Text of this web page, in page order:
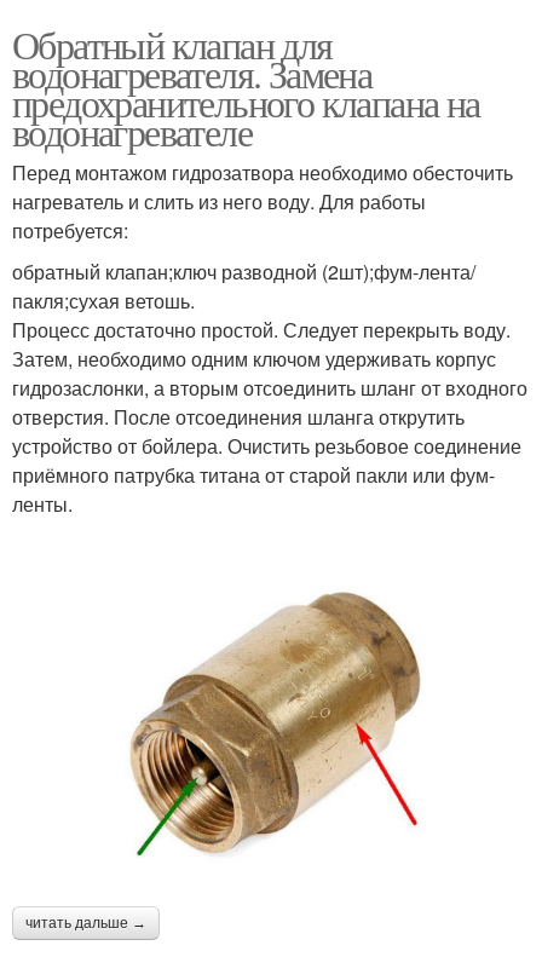
Обратный клапан для
водонагревателя. Замена
предохранительного клапана на
водонагревателе
Перед монтажом гидрозатвора необходимо обесточить
нагреватель и слить из него воду. Для работы
потребуется:
обратный клапан;ключ разводной (2шт);фум-лента/
пакля;сухая ветошь.
Процесс достаточно простой. Следует перекрыть воду.
Затем, необходимо одним ключом удерживать корпус
гидрозаслонки, а вторым отсоединить шланг от входного
отверстия. После отсоединения шланга открутить
устройство от бойлера. Очистить резьбовое соединение
приёмного патрубка титана от старой пакли или фум-
ленты.
читать дальше →